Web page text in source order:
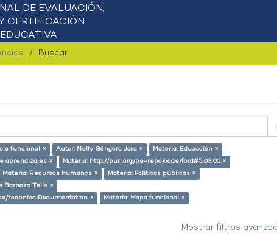
Buscar
funcional × Autor: Nelly Góngora Jara ×
Materia: Educación ×
aprendizajes ×
Materia: http://purl.org/pe-repo/ocde/ford#5.03.01 ×
Materia: Recursos humanos ×
Materia: Políticas públicas ×
Barboza Tello ×
technicalDocumentation ×
Materia: Mapa funcional ×
Mostrar filtros